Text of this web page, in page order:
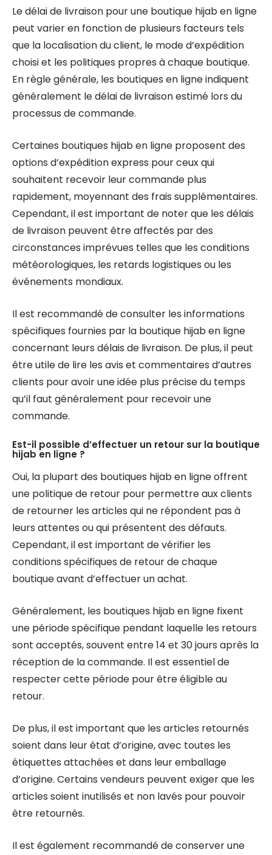
Le délai de livraison pour une boutique hijab en ligne
peut varier en fonction de plusieurs facteurs tels
que la localisation du client, le mode d’expédition
choisi et les politiques propres à chaque boutique.
En règle générale, les boutiques en ligne indiquent
généralement le délai de livraison estimé lors du
processus de commande.
Certaines boutiques hijab en ligne proposent des
options d’expédition express pour ceux qui
souhaitent recevoir leur commande plus
rapidement, moyennant des frais supplémentaires.
Cependant, il est important de noter que les délais
de livraison peuvent être affectés par des
circonstances imprévues telles que les conditions
météorologiques, les retards logistiques ou les
événements mondiaux.
Il est recommandé de consulter les informations
spécifiques fournies par la boutique hijab en ligne
concernant leurs délais de livraison. De plus, il peut
être utile de lire les avis et commentaires d’autres
clients pour avoir une idée plus précise du temps
qu’il faut généralement pour recevoir une
commande.
Est-il possible d’effectuer un retour sur la boutique
hijab en ligne ?
Oui, la plupart des boutiques hijab en ligne offrent
une politique de retour pour permettre aux clients
de retourner les articles qui ne répondent pas à
leurs attentes ou qui présentent des défauts.
Cependant, il est important de vérifier les
conditions spécifiques de retour de chaque
boutique avant d’effectuer un achat.
Généralement, les boutiques hijab en ligne fixent
une période spécifique pendant laquelle les retours
sont acceptés, souvent entre 14 et 30 jours après la
réception de la commande. Il est essentiel de
respecter cette période pour être éligible au
retour.
De plus, il est important que les articles retournés
soient dans leur état d’origine, avec toutes les
étiquettes attachées et dans leur emballage
d’origine. Certains vendeurs peuvent exiger que les
articles soient inutilisés et non lavés pour pouvoir
être retournés.
Il est également recommandé de conserver une